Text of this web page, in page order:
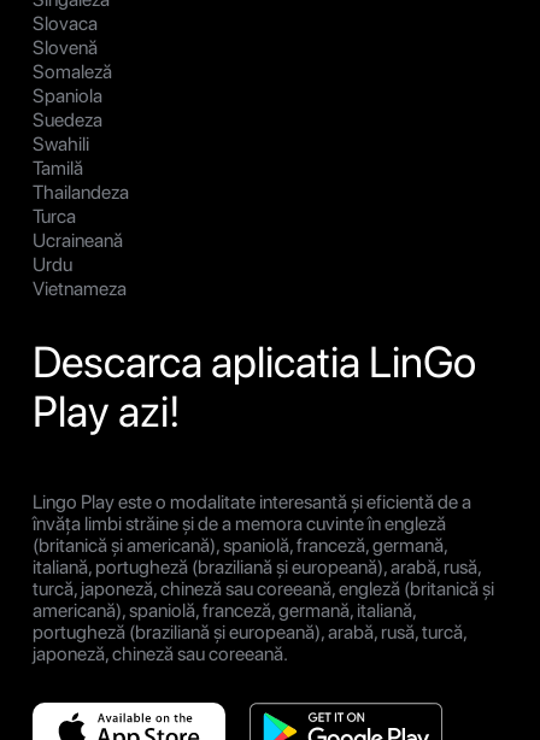
Slovaca
Slovenă
Somaleză
Spaniola
Suedeza
Swahili
Tamilă
Thailandeza
Turca
Ucraineană
Urdu
Vietnameza
Descarca aplicatia LinGo
Play azi!
Lingo Play este o modalitate interesantă și eficientă de a
învăța limbi străine și de a memora cuvinte în engleză
(britanică și americană), spaniolă, franceză, germană,
italiană, portugheză (braziliană și europeană), arabă, rusă,
turcă, japoneză, chineză sau coreeană, engleză (britanică și
americană), spaniolă, franceză, germană, italiană,
portugheză (braziliană și europeană), arabă, rusă, turcă,
japoneză, chineză sau coreeană.